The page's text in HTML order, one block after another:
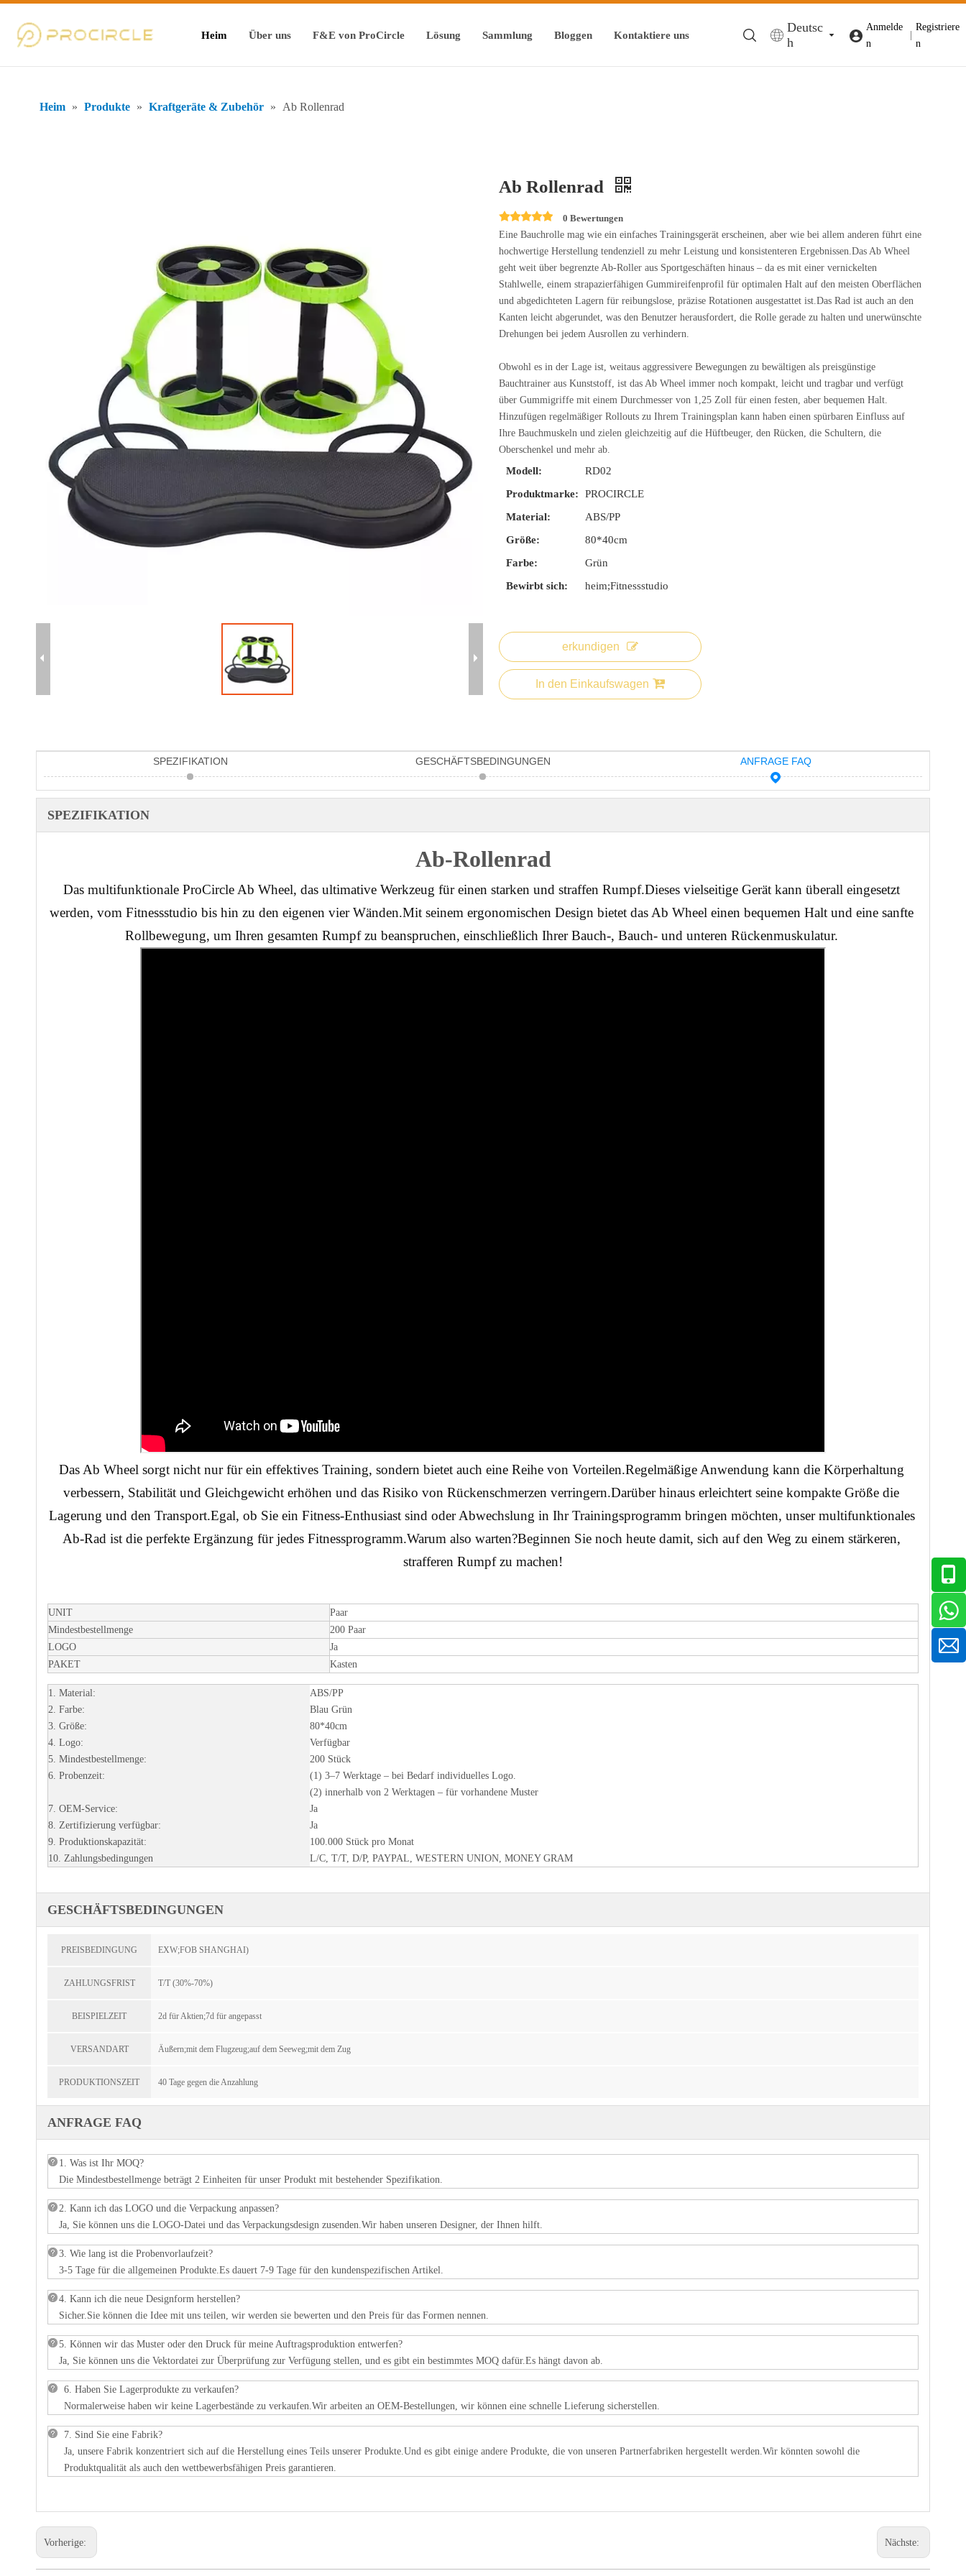
Heim Über uns F&E von ProCircle Lösung Sammlung Bloggen Kontaktiere uns
Deutsc
h
Anmelde
n
Registriere
n
Heim » Produkte » Kraftgeräte & Zubehör » Ab Rollenrad
Ab Rollenrad
0 Bewertungen
Eine Bauchrolle mag wie ein einfaches Trainingsgerät erscheinen, aber wie bei allem anderen führt eine
hochwertige Herstellung tendenziell zu mehr Leistung und konsistenteren Ergebnissen.Das Ab Wheel
geht weit über begrenzte Ab-Roller aus Sportgeschäften hinaus – da es mit einer vernickelten
Stahlwelle, einem strapazierfähigen Gummireifenprofil für optimalen Halt auf den meisten Oberflächen
und abgedichteten Lagern für reibungslose, präzise Rotationen ausgestattet ist.Das Rad ist auch an den
Kanten leicht abgerundet, was den Benutzer herausfordert, die Rolle gerade zu halten und unerwünschte
Drehungen bei jedem Ausrollen zu verhindern.
Obwohl es in der Lage ist, weitaus aggressivere Bewegungen zu bewältigen als preisgünstige
Bauchtrainer aus Kunststoff, ist das Ab Wheel immer noch kompakt, leicht und tragbar und verfügt
über Gummigriffe mit einem Durchmesser von 1,25 Zoll für einen festen, aber bequemen Halt.
Hinzufügen regelmäßiger Rollouts zu Ihrem Trainingsplan kann haben einen spürbaren Einfluss auf
Ihre Bauchmuskeln und zielen gleichzeitig auf die Hüftbeuger, den Rücken, die Schultern, die
Oberschenkel und mehr ab.
Modell:
RD02
Produktmarke:
PROCIRCLE
Material:
ABS/PP
Größe:
80*40cm
Farbe:
Grün
Bewirbt sich:
heim;Fitnessstudio
erkundigen
In den Einkaufswagen
SPEZIFIKATION GESCHÄFTSBEDINGUNGEN ANFRAGE FAQ
SPEZIFIKATION
Ab-Rollenrad
Das multifunktionale ProCircle Ab Wheel, das ultimative Werkzeug für einen starken und straffen Rumpf.Dieses vielseitige Gerät kann überall eingesetzt
werden, vom Fitnessstudio bis hin zu den eigenen vier Wänden.Mit seinem ergonomischen Design bietet das Ab Wheel einen bequemen Halt und eine sanfte
Rollbewegung, um Ihren gesamten Rumpf zu beanspruchen, einschließlich Ihrer Bauch-, Bauch- und unteren Rückenmuskulatur.
Das Ab Wheel sorgt nicht nur für ein effektives Training, sondern bietet auch eine Reihe von Vorteilen.Regelmäßige Anwendung kann die Körperhaltung
verbessern, Stabilität und Gleichgewicht erhöhen und das Risiko von Rückenschmerzen verringern.Darüber hinaus erleichtert seine kompakte Größe die
Lagerung und den Transport.Egal, ob Sie ein Fitness-Enthusiast sind oder Abwechslung in Ihr Trainingsprogramm bringen möchten, unser multifunktionales
Ab-Rad ist die perfekte Ergänzung für jedes Fitnessprogramm.Warum also warten?Beginnen Sie noch heute damit, sich auf den Weg zu einem stärkeren,
strafferen Rumpf zu machen!
UNIT
Paar
Mindestbestellmenge
200 Paar
LOGO
Ja
PAKET
Kasten
1. Material:
ABS/PP
2. Farbe:
Blau Grün
3. Größe:
80*40cm
4. Logo:
Verfügbar
5. Mindestbestellmenge:
200 Stück
6. Probenzeit:
(1) 3–7 Werktage – bei Bedarf individuelles Logo.
(2) innerhalb von 2 Werktagen – für vorhandene Muster
7. OEM-Service:
Ja
8. Zertifizierung verfügbar:
Ja
9. Produktionskapazität:
100.000 Stück pro Monat
10. Zahlungsbedingungen
L/C, T/T, D/P, PAYPAL, WESTERN UNION, MONEY GRAM
GESCHÄFTSBEDINGUNGEN
PREISBEDINGUNG EXW;FOB SHANGHAI)
ZAHLUNGSFRIST T/T (30%-70%)
BEISPIELZEIT 2d für Aktien;7d für angepasst
VERSANDART Äußern;mit dem Flugzeug;auf dem Seeweg;mit dem Zug
PRODUKTIONSZEIT 40 Tage gegen die Anzahlung
ANFRAGE FAQ
1. Was ist Ihr MOQ?
Die Mindestbestellmenge beträgt 2 Einheiten für unser Produkt mit bestehender Spezifikation.
2. Kann ich das LOGO und die Verpackung anpassen?
Ja, Sie können uns die LOGO-Datei und das Verpackungsdesign zusenden.Wir haben unseren Designer, der Ihnen hilft.
3. Wie lang ist die Probenvorlaufzeit?
3-5 Tage für die allgemeinen Produkte.Es dauert 7-9 Tage für den kundenspezifischen Artikel.
4. Kann ich die neue Designform herstellen?
Sicher.Sie können die Idee mit uns teilen, wir werden sie bewerten und den Preis für das Formen nennen.
5. Können wir das Muster oder den Druck für meine Auftragsproduktion entwerfen?
Ja, Sie können uns die Vektordatei zur Überprüfung zur Verfügung stellen, und es gibt ein bestimmtes MOQ dafür.Es hängt davon ab.
6. Haben Sie Lagerprodukte zu verkaufen?
Normalerweise haben wir keine Lagerbestände zu verkaufen.Wir arbeiten an OEM-Bestellungen, wir können eine schnelle Lieferung sicherstellen.
7. Sind Sie eine Fabrik?
Ja, unsere Fabrik konzentriert sich auf die Herstellung eines Teils unserer Produkte.Und es gibt einige andere Produkte, die von unseren Partnerfabriken hergestellt werden.Wir könnten sowohl die
Produktqualität als auch den wettbewerbsfähigen Preis garantieren.
Vorherige: Nächste: